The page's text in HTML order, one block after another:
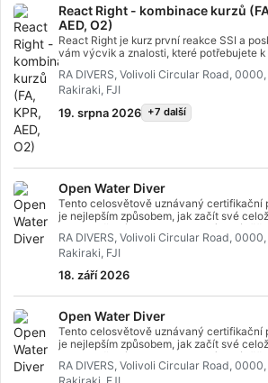
React Right - kombinace kurzů
AED, O2)
React Right je kurz první reakce SSI a
vám výcvik a znalosti, které potřebujete k
abyste mohli jednat jako poskytovatel
pomoci v případě lékařské pohotovosti. V tomto
flexibilním potápěčském programu si
vybrat, o kterých tématech se chcete
primárního posouzení, první pomoci, KPR
automatizovaného externího defibrilátoru
výcvikových scénářů vám tento program
nástroje a sebedůvěru, které potřebujete
reakci na mimořádné události. V době,
první pomoci, poskytovat First Aid and
podávat kyslík a poskytovat podporu AED v
případě lékařské pohotovosti. Získejte
specializační certifikaci SSI React Right.
ještě dnes!
RA DIVERS, Volivoli Circular Road, 0000,
Rakiraki, FJI
19. srpna 2026 +7 další
Open Water Diver
Tento celosvětově uznávaný certifikační
je nejlepším způsobem, jak začít své
dobrodružství jako certifikovaný potápěč.
Individuální výcvik je kombinován s
procvičovacími sessions ve vodě, které
abyste se pod vodou cítili skutečně
RA DIVERS, Volivoli Circular Road, 0000,
Rakiraki, FJI
18. září 2026
Open Water Diver
Tento celosvětově uznávaný certifikační
je nejlepším způsobem, jak začít své
dobrodružství jako certifikovaný potápěč.
Individuální výcvik je kombinován s
RA DIVERS, Volivoli Circular Road, 0000,